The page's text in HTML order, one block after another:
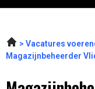
Vacatures
Magazijnbeheerder